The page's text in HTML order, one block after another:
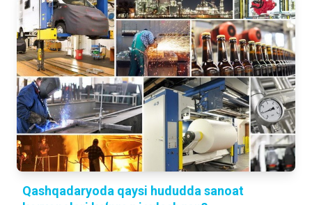
Qashqadaryoda qaysi hududda sanoat